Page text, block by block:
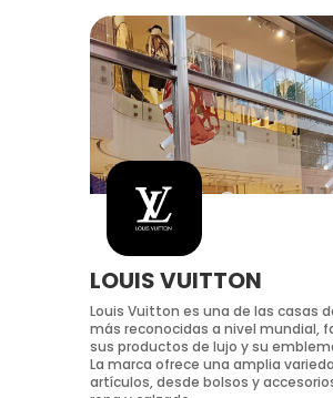
LOUIS VUITTON
Louis Vuitton es una de las casas
más reconocidas a nivel mundial,
sus productos de lujo y su
La marca ofrece una amplia
artículos, desde bolsos y